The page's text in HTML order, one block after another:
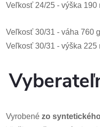
Veľkosť 24/25 - výška 190
Veľkosť 30/31 - váha 760 g
Veľkosť 30/31 - výška 225
Vyrobené zo